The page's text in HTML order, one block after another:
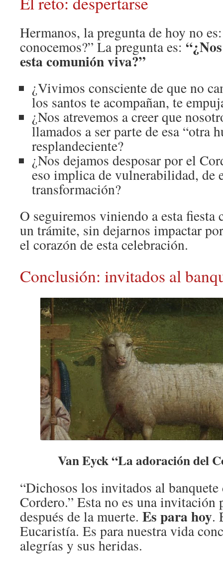
Hermanos, la pregunta de hoy no
conocemos?” La pregunta es:
esta comunión viva?”
¿Vivimos consciente de que no
los santos te acompañan, te
¿Nos atrevemos a creer que
llamados a ser parte de esa “otra
resplandeciente?
¿Nos dejamos desposar por el
eso implica de vulnerabilidad, de
transformación?
O seguiremos viniendo a esta fiesta
un trámite, sin dejarnos impactar
el corazón de esta celebración.
Conclusión: invitados al
Van Eyck “La adoración del
“Dichosos los invitados al banquete
Cordero.” Esta no es una invitación
después de la muerte. Es para hoy.
Eucaristía. Es para nuestra vida
alegrías y sus heridas.